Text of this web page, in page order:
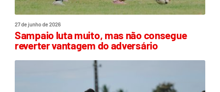
27 de junho de 2026
Sampaio luta muito, mas não consegue
reverter vantagem do adversário